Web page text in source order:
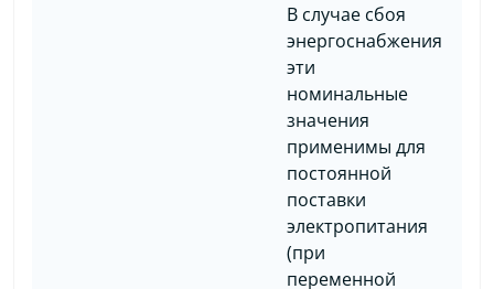
В случае сбоя
энергоснабжения
эти
номинальные
значения
применимы для
постоянной
поставки
электропитания
(при
переменной